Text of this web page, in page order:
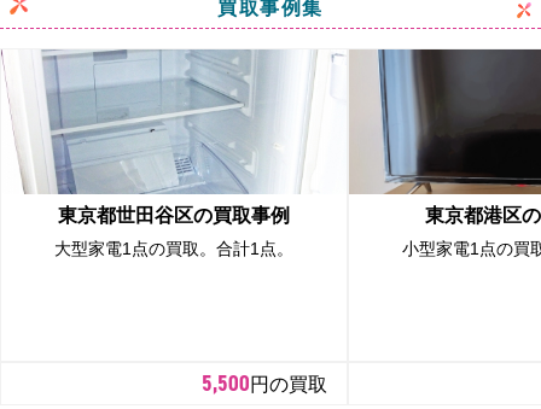
買取事例集
東京都世田谷区の買取事例
大型家電1点の買取。合計1点。
5,500円の買取
東京都港区
小型家電1点の買